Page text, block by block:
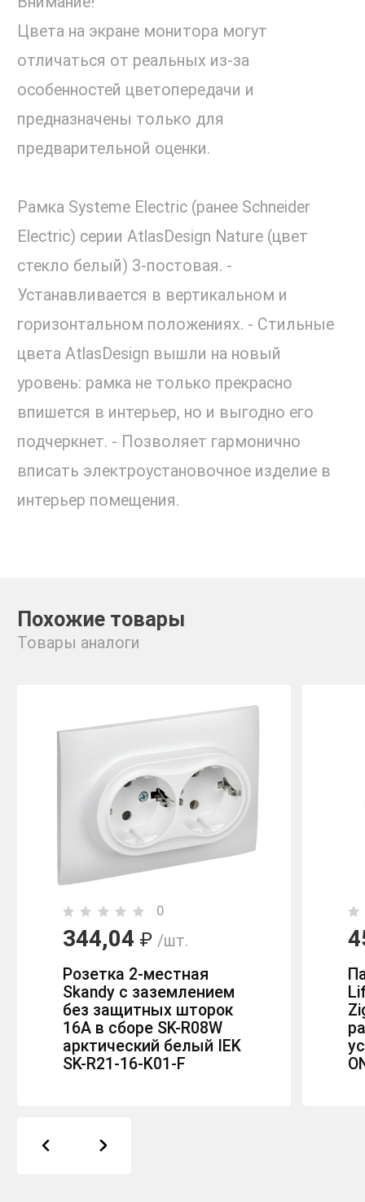
Цвета на экране монитора могут
отличаться от реальных из-за
особенностей цветопередачи и
предназначены только для
предварительной оценки.
Рамка Systeme Electric (ранее Schneider
Electric) серии AtlasDesign Nature (цвет
стекло белый) 3-постовая. -
Устанавливается в вертикальном и
горизонтальном положениях. - Стильные
цвета AtlasDesign вышли на новый
уровень: рамка не только прекрасно
впишется в интерьер, но и выгодно его
подчеркнет. - Позволяет гармонично
вписать электроустановочное изделие в
интерьер помещения.
Похожие товары
Товары аналоги
0
344,04 ₽ /шт.
Розетка 2-местная
Skandy с заземлением
без защитных шторок
16А в сборе SK-R08W
арктический белый IEK
SK-R21-16-K01-F